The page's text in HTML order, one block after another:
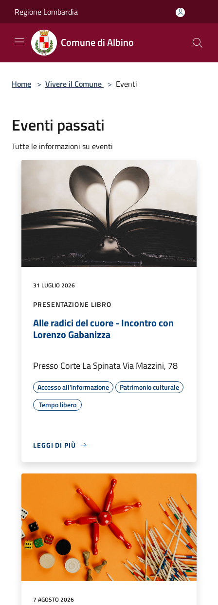
Regione Lombardia
Comune di Albino
Home > Vivere il Comune > Eventi
Eventi passati
Tutte le informazioni su eventi
31 LUGLIO 2026
PRESENTAZIONE LIBRO
Alle radici del cuore - Incontro con
Lorenzo Gabanizza
Presso Corte La Spinata Via Mazzini, 78
Accesso all'informazione
Patrimonio culturale
Tempo libero
LEGGI DI PIÙ
7 AGOSTO 2026